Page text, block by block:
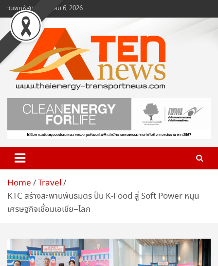
Skip
to
content
วันพฤหัสบดี, สิงหาคม 6, 2026
www.ten-news.com
ข่าวพลังงานและคมนาคม
Home Travel
KTC สร้างสะพานพันธมิตร ปั้น K-Food สู่ Soft Power หนุน
เศรษฐกิจเชื่อมเอเชีย–โลก